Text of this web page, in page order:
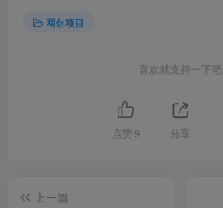
网创项目
喜欢就支持一下吧
点赞 9 分享
上一篇